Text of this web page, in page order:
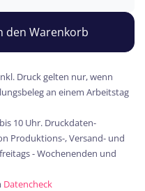
den Warenkorb
Druck gelten nur, wenn
an einem Arbeitstag
10 Uhr. Druckdaten-
Produktions-, Versand- und
- Wochenenden und
Datencheck